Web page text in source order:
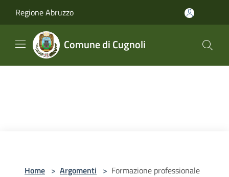
Regione Abruzzo
Comune di Cugnoli
Home > Argomenti > Formazione professionale